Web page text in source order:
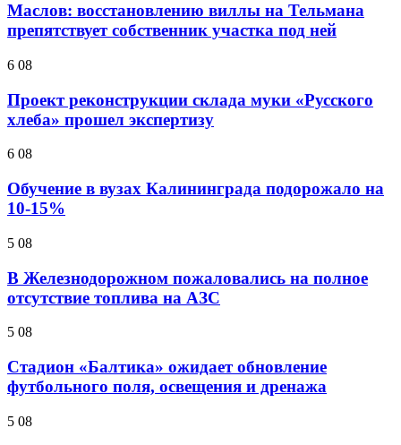
Маслов: восстановлению виллы на Тельмана
препятствует собственник участка под ней
6 08
Проект реконструкции склада муки «Русского
хлеба» прошел экспертизу
6 08
Обучение в вузах Калининграда подорожало на
10-15%
5 08
В Железнодорожном пожаловались на полное
отсутствие топлива на АЗС
5 08
Стадион «Балтика» ожидает обновление
футбольного поля, освещения и дренажа
5 08